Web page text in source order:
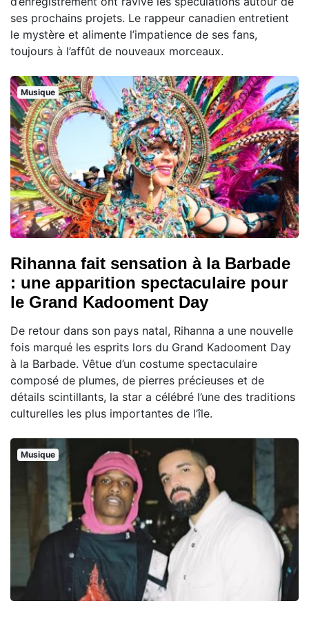
ses prochains projets. Le rappeur canadien entretient
le mystère et alimente l’impatience de ses fans,
toujours à l’affût de nouveaux morceaux.
Musique
Rihanna fait sensation à la Barbade
: une apparition spectaculaire pour
le Grand Kadooment Day
De retour dans son pays natal, Rihanna a une nouvelle
fois marqué les esprits lors du Grand Kadooment Day
à la Barbade. Vêtue d’un costume spectaculaire
composé de plumes, de pierres précieuses et de
détails scintillants, la star a célébré l’une des traditions
culturelles les plus importantes de l’île.
Musique